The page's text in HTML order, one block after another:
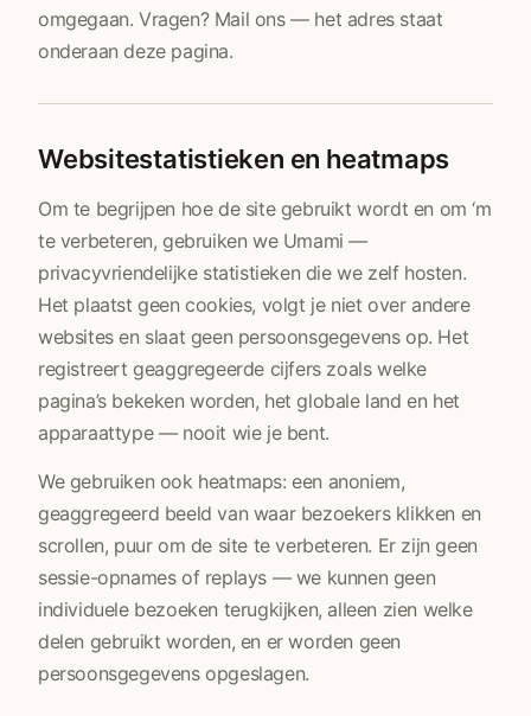
omgegaan. Vragen? Mail ons — het adres staat
onderaan deze pagina.
Websitestatistieken en heatmaps
Om te begrijpen hoe de site gebruikt wordt en om ‘m
te verbeteren, gebruiken we Umami —
privacyvriendelijke statistieken die we zelf hosten.
Het plaatst geen cookies, volgt je niet over andere
websites en slaat geen persoonsgegevens op. Het
registreert geaggregeerde cijfers zoals welke
pagina’s bekeken worden, het globale land en het
apparaattype — nooit wie je bent.
We gebruiken ook heatmaps: een anoniem,
geaggregeerd beeld van waar bezoekers klikken en
scrollen, puur om de site te verbeteren. Er zijn geen
sessie-opnames of replays — we kunnen geen
individuele bezoeken terugkijken, alleen zien welke
delen gebruikt worden, en er worden geen
persoonsgegevens opgeslagen.